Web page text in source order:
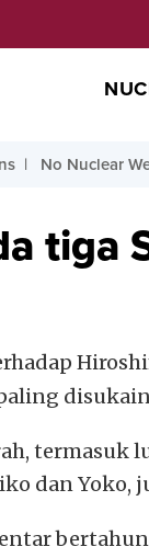
No Nuclear
tiga
termasuk
dan Yoko,